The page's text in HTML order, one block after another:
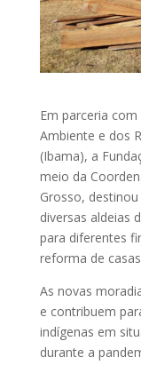
Em parceria
Ambiente e dos
(Ibama), a
meio da
Grosso,
diversas aldeias
para diferentes
reforma de
As novas
e contribuem
indígenas em
durante a